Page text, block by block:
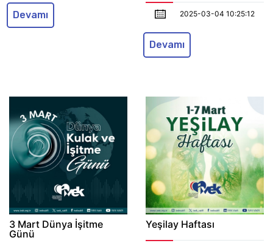
Devamı 2025-03-04 10:25:12
Devamı
3 Mart Dünya İşitme
Günü
Yeşilay Haftası